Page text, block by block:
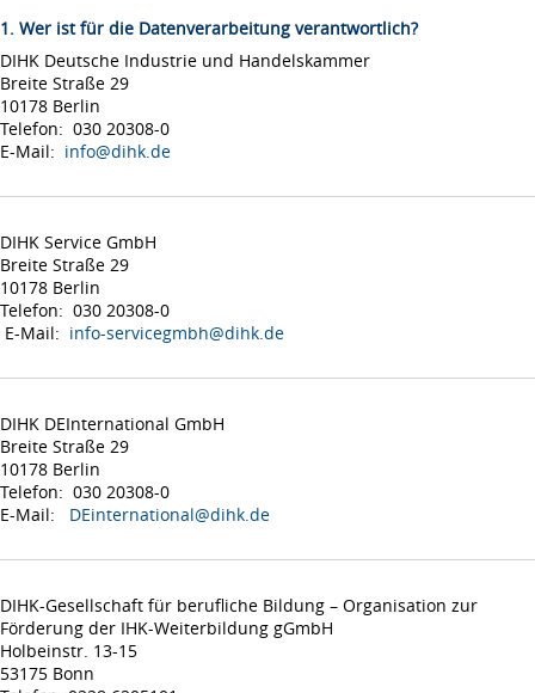
1. Wer ist für die Datenverarbeitung verantwortlich?
DIHK Deutsche Industrie und Handelskammer
Breite Straße 29
10178 Berlin
Telefon: 030 20308-0
E-Mail: info@dihk.de
DIHK Service GmbH
Breite Straße 29
10178 Berlin
Telefon: 030 20308-0
E-Mail: info-servicegmbh@dihk.de
DIHK DEInternational GmbH
Breite Straße 29
10178 Berlin
Telefon: 030 20308-0
E-Mail: DEinternational@dihk.de
DIHK-Gesellschaft für berufliche Bildung – Organisation zur
Förderung der IHK-Weiterbildung gGmbH
Holbeinstr. 13-15
53175 Bonn